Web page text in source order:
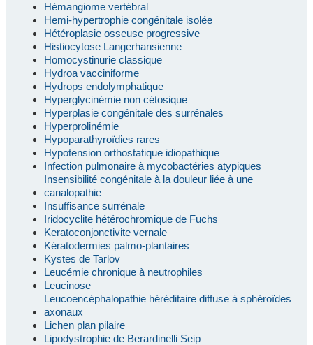
Hémangiome vertébral
Hemi-hypertrophie congénitale isolée
Hétéroplasie osseuse progressive
Histiocytose Langerhansienne
Homocystinurie classique
Hydroa vacciniforme
Hydrops endolymphatique
Hyperglycinémie non cétosique
Hyperplasie congénitale des surrénales
Hyperprolinémie
Hypoparathyroïdies rares
Hypotension orthostatique idiopathique
Infection pulmonaire à mycobactéries atypiques
Insensibilité congénitale à la douleur liée à une
canalopathie
Insuffisance surrénale
Iridocyclite hétérochromique de Fuchs
Keratoconjonctivite vernale
Kératodermies palmo-plantaires
Kystes de Tarlov
Leucémie chronique à neutrophiles
Leucinose
Leucoencéphalopathie héréditaire diffuse à sphéroïdes
axonaux
Lichen plan pilaire
Lipodystrophie de Berardinelli Seip